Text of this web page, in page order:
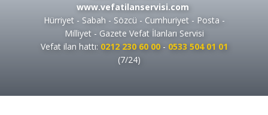
www.vefatilanservisi.com
Hürriyet - Sabah - Sözcü - Cumhuriyet - Posta -
Milliyet - Gazete Vefat İlanları Servisi
Vefat ilan hattı: 0212 230 60 00 - 0533 504 01 01
(7/24)